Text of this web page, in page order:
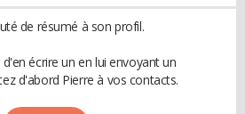
de résumé à son profil.
écrire un en lui envoyant un
d'abord Pierre à vos contacts.